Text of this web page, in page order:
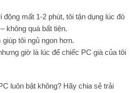
động mất 1-2 phút, tôi tận dụng lúc đó
không quá bất tiện.
tôi ngủ ngon hơn.
giờ là lúc để chiếc PC già của tôi
luôn bật không? Hãy chia sẻ trải